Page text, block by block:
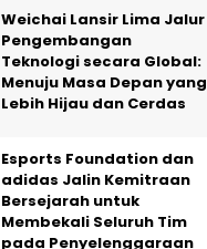
Weichai Lansir Lima Jalur
Pengembangan
Teknologi secara Global:
Menuju Masa Depan yang
Lebih Hijau dan Cerdas
Esports Foundation dan
adidas Jalin Kemitraan
Bersejarah untuk
Membekali Seluruh Tim
pada Penyelenggaraan